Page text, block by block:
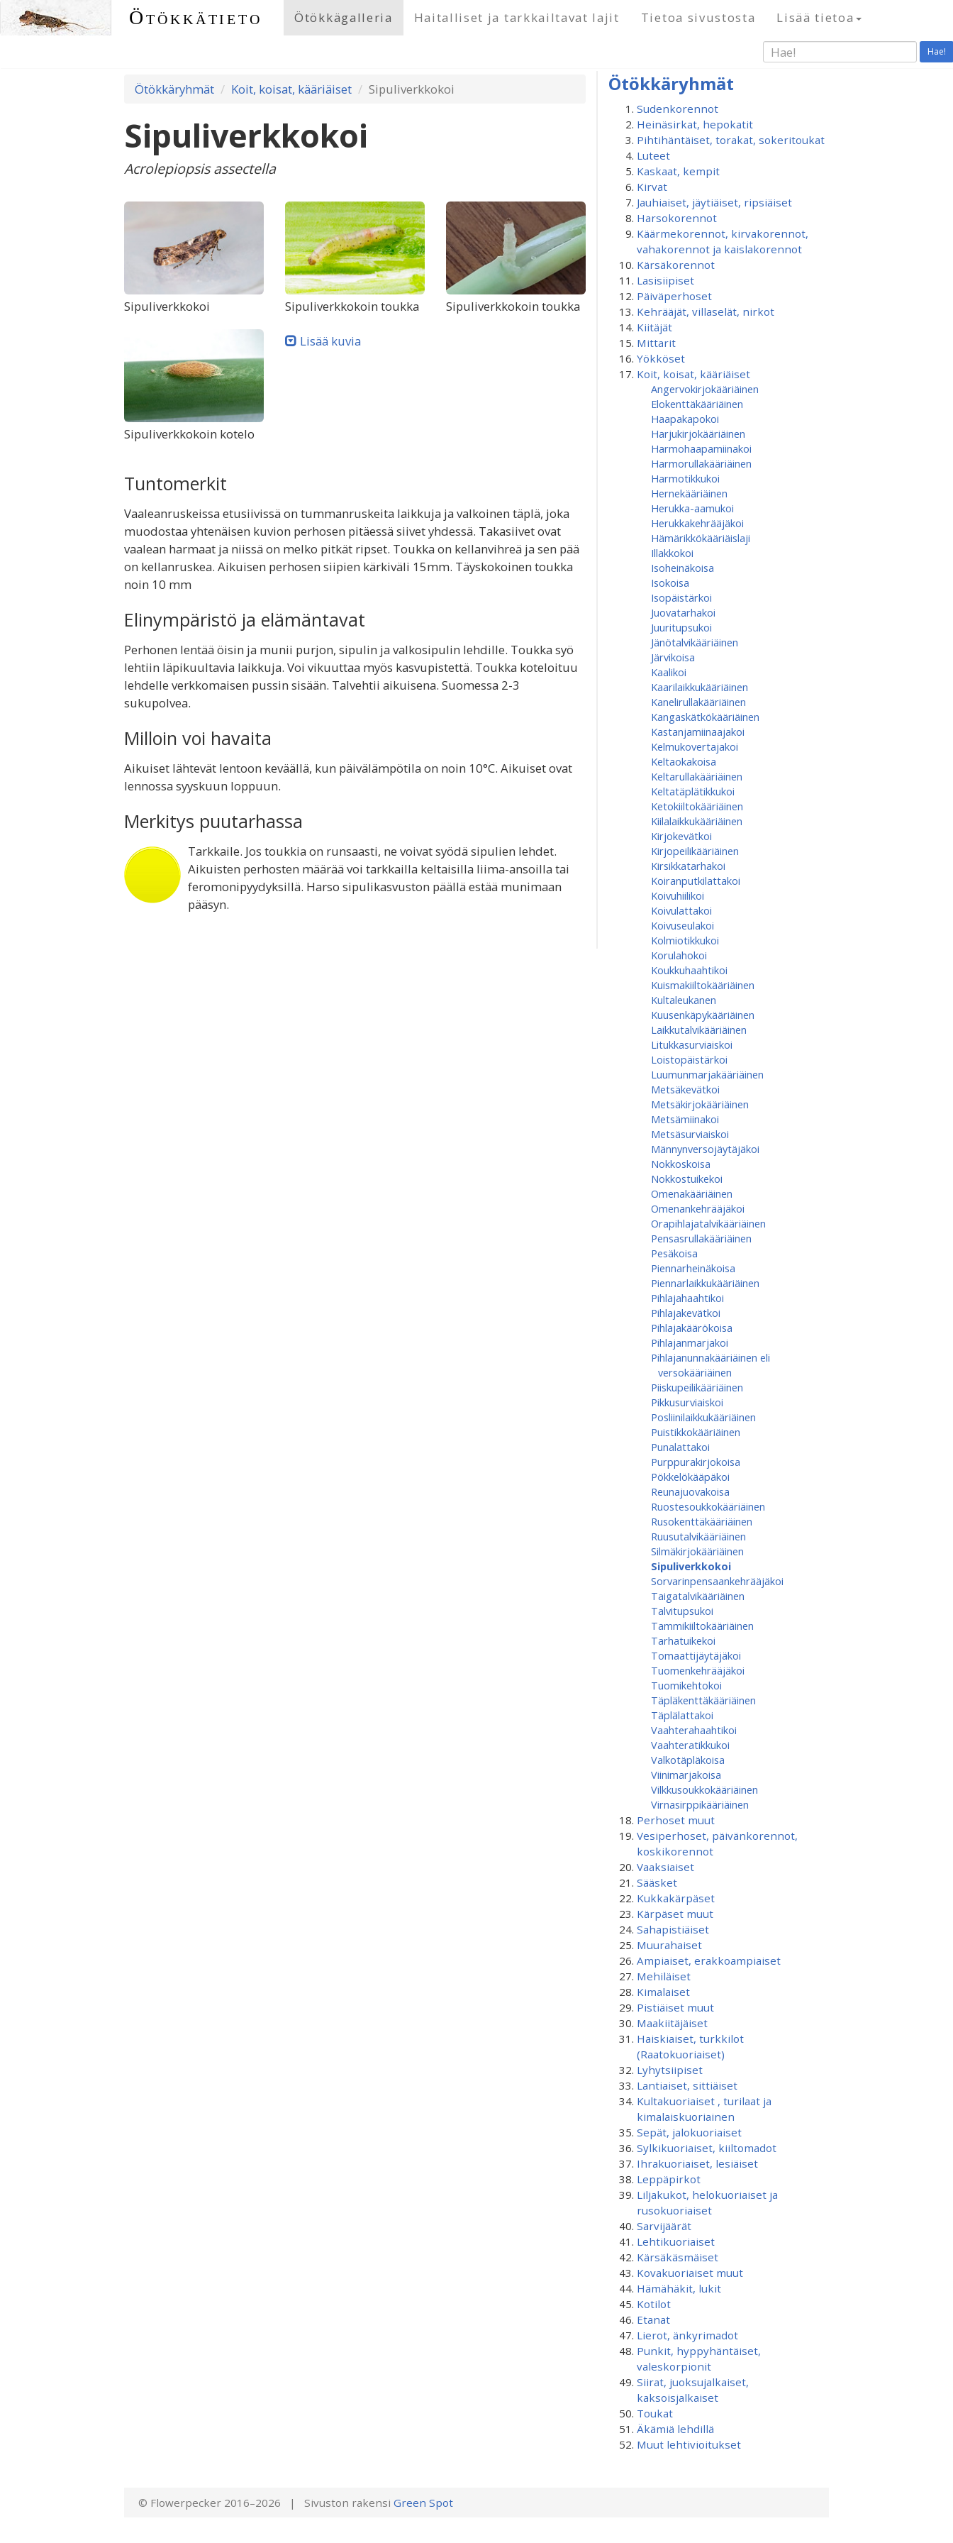
Ötökkätieto Ötökkägalleria Haitalliset ja tarkkailtavat lajit Tietoa sivustosta Lisää tietoa
Hae!
Ötökkäryhmät Koit, koisat, kääriäiset Sipuliverkkokoi
Sipuliverkkokoi
Acrolepiopsis assectella
Sipuliverkkokoi Sipuliverkkokoin toukka Sipuliverkkokoin toukka
Sipuliverkkokoin kotelo
Lisää kuvia
Tuntomerkit
Vaaleanruskeissa etusiivissä on tummanruskeita laikkuja ja valkoinen täplä, joka
muodostaa yhtenäisen kuvion perhosen pitäessä siivet yhdessä. Takasiivet ovat
vaalean harmaat ja niissä on melko pitkät ripset. Toukka on kellanvihreä ja sen pää
on kellanruskea. Aikuisen perhosen siipien kärkiväli 15mm. Täyskokoinen toukka
noin 10 mm
Elinympäristö ja elämäntavat
Perhonen lentää öisin ja munii purjon, sipulin ja valkosipulin lehdille. Toukka syö
lehtiin läpikuultavia laikkuja. Voi vikuuttaa myös kasvupistettä. Toukka koteloituu
lehdelle verkkomaisen pussin sisään. Talvehtii aikuisena. Suomessa 2-3
sukupolvea.
Milloin voi havaita
Aikuiset lähtevät lentoon keväällä, kun päivälämpötila on noin 10°C. Aikuiset ovat
lennossa syyskuun loppuun.
Merkitys puutarhassa
Tarkkaile. Jos toukkia on runsaasti, ne voivat syödä sipulien lehdet.
Aikuisten perhosten määrää voi tarkkailla keltaisilla liima-ansoilla tai
feromonipyydyksillä. Harso sipulikasvuston päällä estää munimaan
pääsyn.
Ötökkäryhmät
Sudenkorennot
Heinäsirkat, hepokatit
Pihtihäntäiset, torakat, sokeritoukat
Luteet
Kaskaat, kempit
Kirvat
Jauhiaiset, jäytiäiset, ripsiäiset
Harsokorennot
Käärmekorennot, kirvakorennot,
vahakorennot ja kaislakorennot
Kärsäkorennot
Lasisiipiset
Päiväperhoset
Kehrääjät, villaselät, nirkot
Kiitäjät
Mittarit
Yökköset
Koit, koisat, kääriäiset
Angervokirjokääriäinen
Elokenttäkääriäinen
Haapakapokoi
Harjukirjokääriäinen
Harmohaapamiinakoi
Harmorullakääriäinen
Harmotikkukoi
Hernekääriäinen
Herukka-aamukoi
Herukkakehrääjäkoi
Hämärikkökääriäislaji
Illakkokoi
Isoheinäkoisa
Isokoisa
Isopäistärkoi
Juovatarhakoi
Juuritupsukoi
Jänötalvikääriäinen
Järvikoisa
Kaalikoi
Kaarilaikkukääriäinen
Kanelirullakääriäinen
Kangaskätkökääriäinen
Kastanjamiinaajakoi
Kelmukovertajakoi
Keltaokakoisa
Keltarullakääriäinen
Keltatäplätikkukoi
Ketokiiltokääriäinen
Kiilalaikkukääriäinen
Kirjokevätkoi
Kirjopeilikääriäinen
Kirsikkatarhakoi
Koiranputkilattakoi
Koivuhiilikoi
Koivulattakoi
Koivuseulakoi
Kolmiotikkukoi
Korulahokoi
Koukkuhaahtikoi
Kuismakiiltokääriäinen
Kultaleukanen
Kuusenkäpykääriäinen
Laikkutalvikääriäinen
Litukkasurviaiskoi
Loistopäistärkoi
Luumunmarjakääriäinen
Metsäkevätkoi
Metsäkirjokääriäinen
Metsämiinakoi
Metsäsurviaiskoi
Männynversojäytäjäkoi
Nokkoskoisa
Nokkostuikekoi
Omenakääriäinen
Omenan­kehrääjä­koi
Orapihlajatalvikääriäinen
Pensasrullakääriäinen
Pesäkoisa
Piennarheinäkoisa
Piennarlaikkukääriäinen
Pihlajahaahtikoi
Pihlajakevätkoi
Pihlajakäärökoisa
Pihlajanmarjakoi
Pihlajanunnakääriäinen eli
versokääriäinen
Piiskupeilikääriäinen
Pikkusurviaiskoi
Posliinilaikkukääriäinen
Puistikkokääriäinen
Punalattakoi
Purppurakirjokoisa
Pökkelökääpäkoi
Reunajuovakoisa
Ruostesoukkokääriäinen
Rusokenttäkääriäinen
Ruusutalvikääriäinen
Silmäkirjokääriäinen
Sipuliverkkokoi
Sorvarinpensaankehrääjäkoi
Taigatalvikääriäinen
Talvitupsukoi
Tammikiiltokääriäinen
Tarhatuikekoi
Tomaattijäytäjäkoi
Tuomenkehrääjäkoi
Tuomikehtokoi
Täpläkenttäkääriäinen
Täplälattakoi
Vaahterahaahtikoi
Vaahteratikkukoi
Valkotäpläkoisa
Viinimarjakoisa
Vilkkusoukkokääriäinen
Virnasirppikääriäinen
Perhoset muut
Vesiperhoset, päivänkorennot,
koskikorennot
Vaaksiaiset
Sääsket
Kukkakärpäset
Kärpäset muut
Sahapistiäiset
Muurahaiset
Ampiaiset, erakkoampiaiset
Mehiläiset
Kimalaiset
Pistiäiset muut
Maakiitäjäiset
Haiskiaiset, turkkilot
(Raatokuoriaiset)
Lyhytsiipiset
Lantiaiset, sittiäiset
Kultakuoriaiset , turilaat ja
kimalaiskuoriainen
Sepät, jalokuoriaiset
Sylkikuoriaiset, kiiltomadot
Ihrakuoriaiset, lesiäiset
Leppäpirkot
Liljakukot, helokuoriaiset ja
rusokuoriaiset
Sarvijäärät
Lehtikuoriaiset
Kärsäkäsmäiset
Kovakuoriaiset muut
Hämähäkit, lukit
Kotilot
Etanat
Lierot, änkyrimadot
Punkit, hyppyhäntäiset,
valeskorpionit
Siirat, juoksujalkaiset,
kaksoisjalkaiset
Toukat
Äkämiä lehdillä
Muut lehtivioitukset
© Flowerpecker 2016–2026 | Sivuston rakensi Green Spot